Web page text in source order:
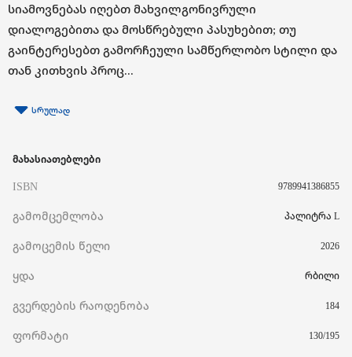
სიამოვნებას იღებთ მახვილგონივრული
დიალოგებითა და მოსწრებული პასუხებით; თუ
გაინტერესებთ გამორჩეული სამწერლობო სტილი და
თან კითხვის პროც...
სრულად
მახასიათებლები
ISBN 9789941386855
გამომცემლობა პალიტრა L
გამოცემის წელი 2026
ყდა რბილი
გვერდების რაოდენობა 184
ფორმატი 130/195